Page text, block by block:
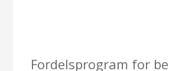
Fordelsprogram for